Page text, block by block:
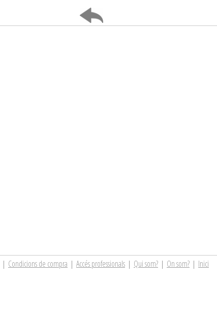
| Condicions de compra | Accés professionals | Qui som? | On som? | Inici